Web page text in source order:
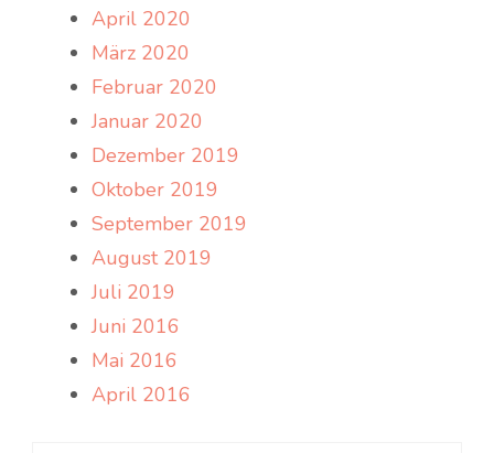
April 2020
März 2020
Februar 2020
Januar 2020
Dezember 2019
Oktober 2019
September 2019
August 2019
Juli 2019
Juni 2016
Mai 2016
April 2016